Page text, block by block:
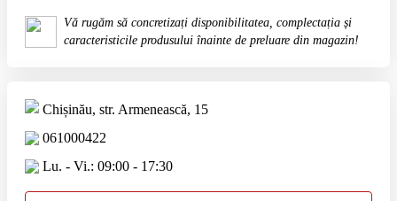
Vă rugăm să concretizați disponibilitatea, complectația și
caracteristicile produsului înainte de preluare din magazin!
Chișinău, str. Armenească, 15
061000422
Lu. - Vi.: 09:00 - 17:30